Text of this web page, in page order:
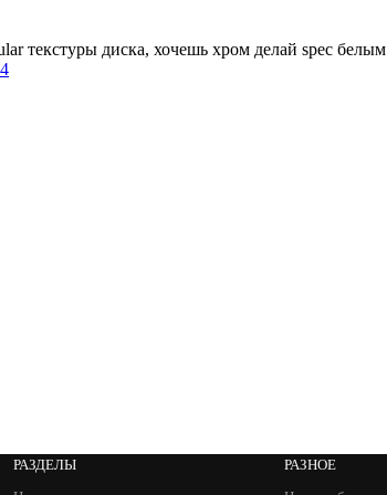
текстуры диска, хочешь хром делай spec белым
РАЗДЕЛЫ
РАЗНОЕ